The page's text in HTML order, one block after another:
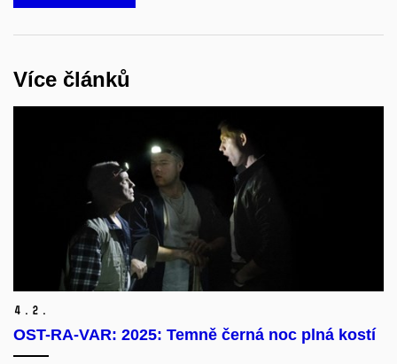
Více článků
4. 2.
OST-RA-VAR: 2025: Temně černá noc plná kostí